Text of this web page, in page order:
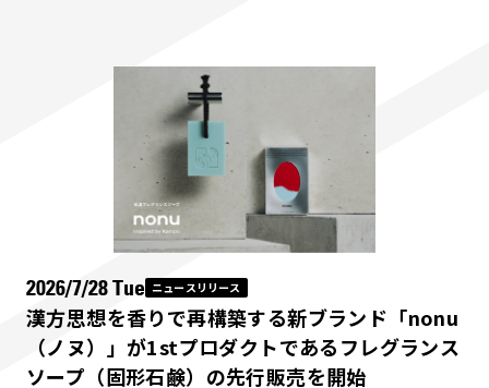
2026/7/28 Tue ニュースリリース
漢方思想を香りで再構築する新ブランド「nonu
（ノヌ）」が1stプロダクトであるフレグランス
ソープ（固形石鹸）の先行販売を開始